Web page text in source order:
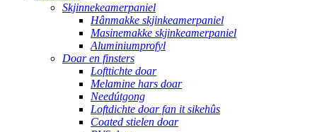
Skjinnekeamerpaniel
Hânmakke skjinkeamerpaniel
Masinemakke skjinkeamerpaniel
Aluminiumprofyl
Doar en finsters
Lofttichte doar
Melamine hars doar
Needútgong
Loftdichte doar fan it sikehûs
Coated stielen doar